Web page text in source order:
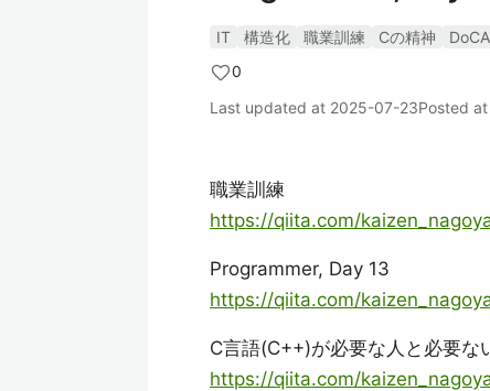
IT 構造化 職業訓練 Cの精神
0
Last updated at 2025-07-23Posted at
職業訓練
https://qiita.com/
Programmer, Day 13
https://qiita.com/
C言語(C++)が必要な人と必要な
https://qiita.com/